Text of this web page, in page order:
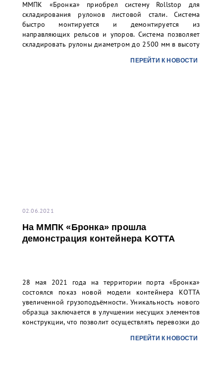
ММПК «Бронка» приобрел систему Rollstop для
складирования рулонов листовой стали. Система
быстро монтируется и демонтируется из
направляющих рельсов и упоров. Система позволяет
складировать рулоны диаметром до 2500 мм в высоту
хранение существенно повысит уровень безопасности
ПЕРЕЙТИ К НОВОСТИ
02.06.2021
На ММПК «Бронка» прошла
демонстрация контейнера KOTTA
28 мая 2021 года на территории порта «Бронка»
состоялся показ новой модели контейнера КОТТА
увеличенной грузоподъёмности. Уникальность нового
образца заключается в улучшении несущих элементов
конструкции, что позволит осуществлять перевозки до
ПЕРЕЙТИ К НОВОСТИ